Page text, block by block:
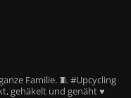
Familie. 🧵 #Upcycling
gehäkelt und genäht ♥